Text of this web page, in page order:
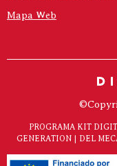
Mapa Web
PROGRAMA KIT
GENERATION | DEL